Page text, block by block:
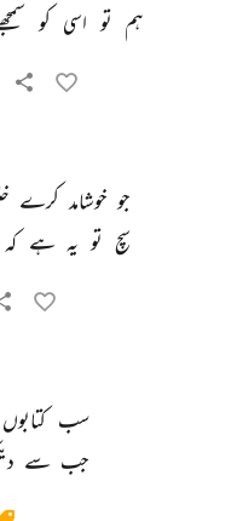
ہم تو اسی کو
جو خوشامد کرے
سچ تو یہ ہے کہ
سب کتابوں
جب سے